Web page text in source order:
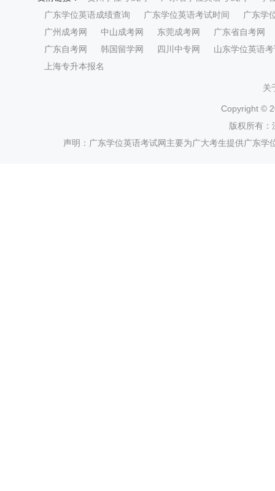
广东学位英语成绩查询
广东学位英语考试时间
广东学
广州成考网
中山成考网 东莞成考网
广东省自考网
广东自考网
韩国留学网 四川中专网
山东学位英语
上海专升本报名
关
Copyright ©
版权所有
声明：广东学位英语考试网主要为广大考生提供广东